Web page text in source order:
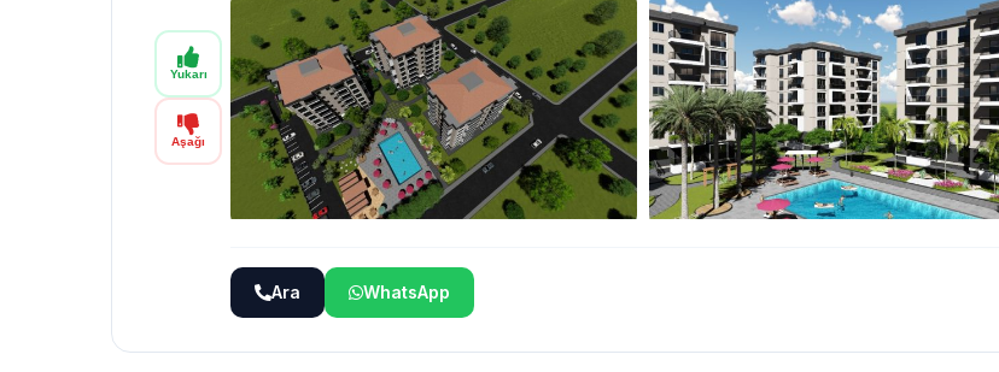
Yukarı
Aşağı
Ara WhatsApp